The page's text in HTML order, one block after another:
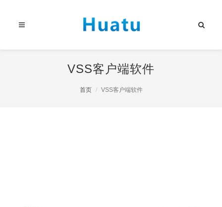
VSS客户端软件
首页 VSS客户端软件